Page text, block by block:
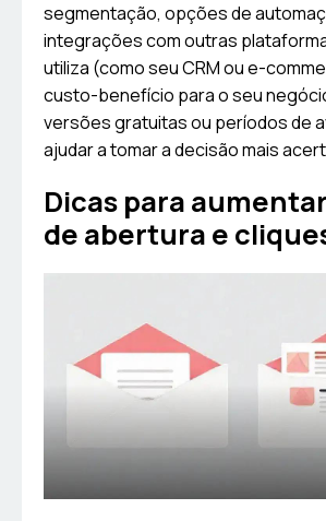
segmentação, opções de
integrações com outras
utiliza (como seu CRM ou e-
custo-benefício para o seu
versões gratuitas ou períodos de
ajudar a tomar a decisão mais
Dicas para
de abertura e